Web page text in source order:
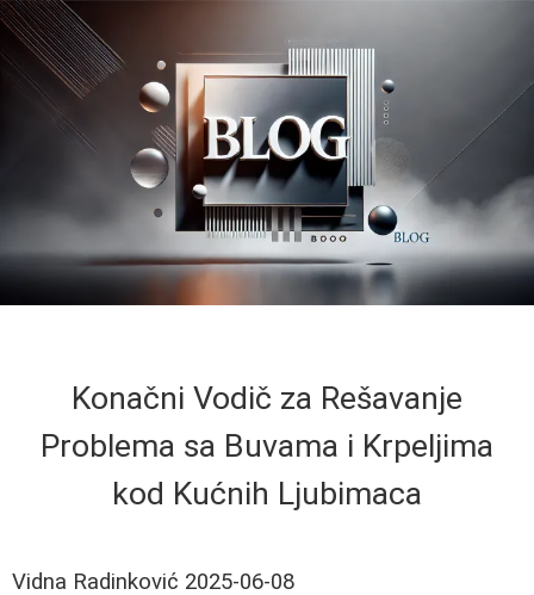
Konačni Vodič za Rešavanje
Problema sa Buvama i Krpeljima
kod Kućnih Ljubimaca
Vidna Radinković 2025-06-08